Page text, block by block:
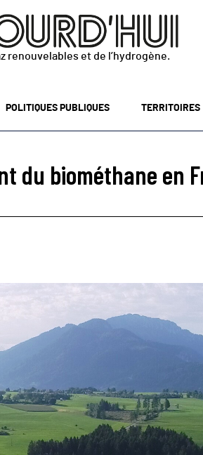
renouvelables et de l’hydrogène.
POLITIQUES PUBLIQUES TERRITOIRES
du biométhane en